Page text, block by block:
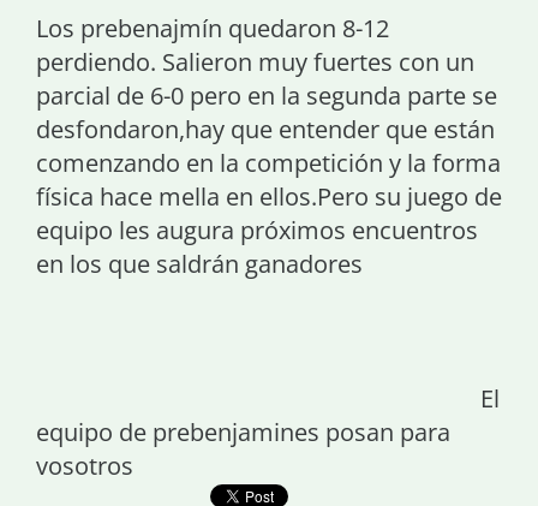
Los prebenajmín quedaron 8-12
perdiendo. Salieron muy fuertes con un
parcial de 6-0 pero en la segunda parte se
desfondaron,hay que entender que están
comenzando en la competición y la forma
física hace mella en ellos.Pero su juego de
equipo les augura próximos encuentros
en los que saldrán ganadores
El
equipo de prebenjamines posan para
vosotros